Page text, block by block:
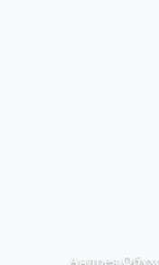
Андрея